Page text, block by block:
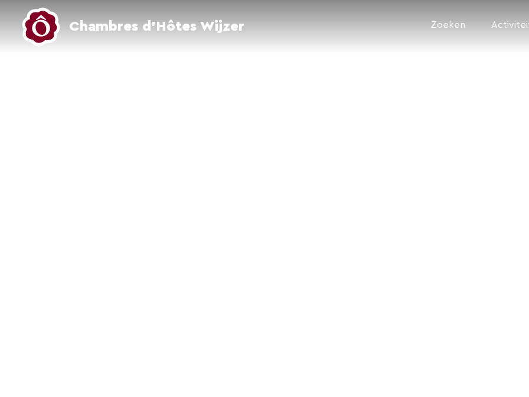
Chambres d’Hôtes Wijzer Zoeken